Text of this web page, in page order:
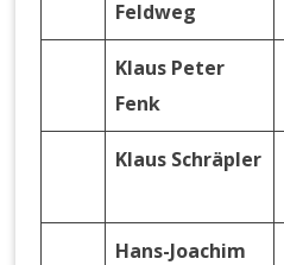
Feldweg
Klaus Peter
Fenk
Klaus Schräpler
Hans-Joachim